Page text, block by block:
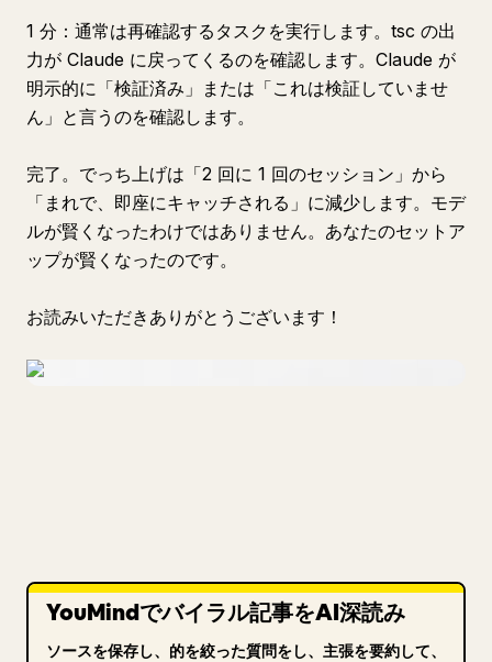
1 分：通常は再確認するタスクを実行します。tsc の出
力が Claude に戻ってくるのを確認します。Claude が
明示的に「検証済み」または「これは検証していませ
ん」と言うのを確認します。
完了。でっち上げは「2 回に 1 回のセッション」から
「まれで、即座にキャッチされる」に減少します。モデ
ルが賢くなったわけではありません。あなたのセットア
ップが賢くなったのです。
お読みいただきありがとうございます！
YouMindでバイラル記事をAI深読み
ソースを保存し、的を絞った質問をし、主張を要約して、